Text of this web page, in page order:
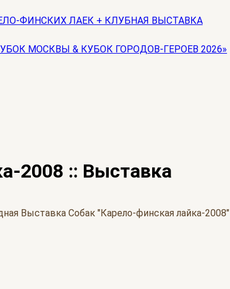
ФИНСКИХ ЛАЕК + КЛУБНАЯ ВЫСТАВКА
МОСКВЫ & КУБОК ГОРОДОВ-ГЕРОЕВ 2026»
2008 :: Выставка
Выставка Собак "Карело-финская лайка-2008"